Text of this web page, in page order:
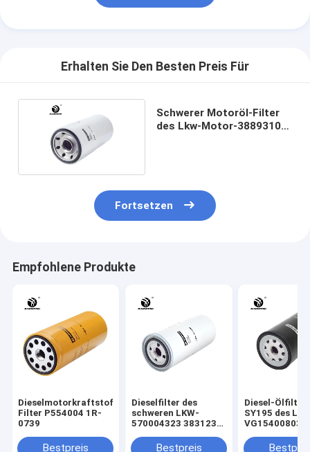
Erhalten Sie Den Besten Preis Für
Schwerer Motoröl-Filter
des Lkw-Motor-3889310
Fortsetzen
Empfohlene Produkte
Dieselmotorkraftstoff-
Filter P554004 1R-
0739
Bestpreis
Dieselfilter des
schweren LKW-
570004323 3831236
Bestpreis
Diesel-Ölfilter
SY195 des